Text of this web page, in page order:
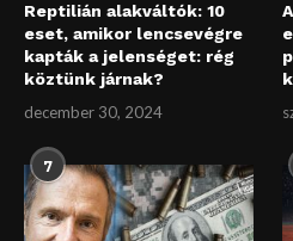
Reptilián alakváltók: 10
eset, amikor lencsevégre
kapták a jelenséget: rég
köztünk járnak?
december 30, 2024
7